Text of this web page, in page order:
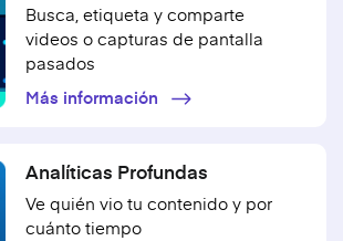
Busca, etiqueta y comparte
videos o capturas de pantalla
pasados
Más información
Analíticas Profundas
Ve quién vio tu contenido y por
cuánto tiempo